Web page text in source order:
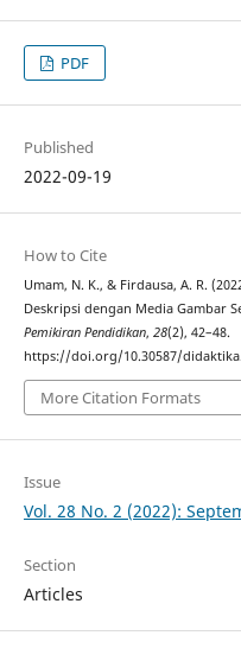
PDF
Published
2022-09-19
How to Cite
Umam, N. K., & Firdausa, A. R.
Deskripsi dengan Media Gambar
Pemikiran Pendidikan, 28(2), 42–48.
https://doi.org/10.30587/
More Citation Formats
Issue
Vol. 28 No. 2 (2022):
Section
Articles